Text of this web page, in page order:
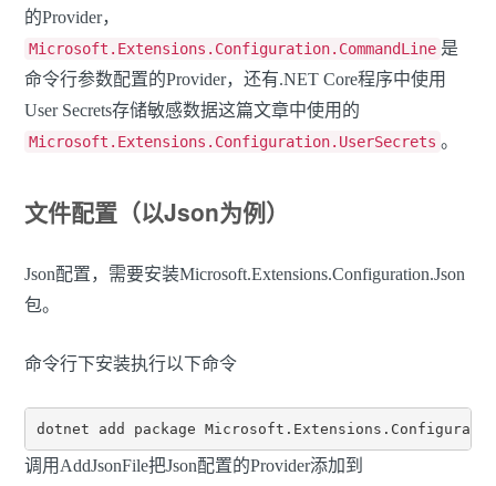
的Provider，
Microsoft.Extensions.Configuration.CommandLine 是
命令行参数配置的Provider，还有.NET Core程序中使用
User Secrets存储敏感数据这篇文章中使用的
Microsoft.Extensions.Configuration.UserSecrets 。
文件配置（以Json为例）
Json配置，需要安装Microsoft.Extensions.Configuration.Json
包。
命令行下安装执行以下命令
调用AddJsonFile把Json配置的Provider添加到